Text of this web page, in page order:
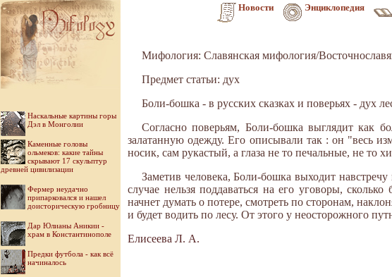
Новости Энциклопедия
Наскальные картины горы
Дэл в Монголии
Каменные головы
ольмеков: какие тайны
скрывают 17 скульптур
древней цивилизации
Фермер неудачно
припарковался и нашел
доисторическую гробницу
Дар Юлианы Аникии -
храм в Константинополе
Предки футбола - как всё
начиналось
Мифология: Славянская мифология/
Предмет статьи: дух
Боли-бошка - в русских сказках и поверьях - дух
Согласно поверьям, Боли-бошка выглядит как
залатанную одежду. Его описывали так : он "весь
носик, сам рукастый, а глаза не то печальные, не то
Заметив человека, Боли-бошка выходит
случае нельзя поддаваться на его уговоры,
начнет думать о потере, смотреть по сторонам,
и будет водить по лесу. От этого у неосторожного
Елисеева Л. А.